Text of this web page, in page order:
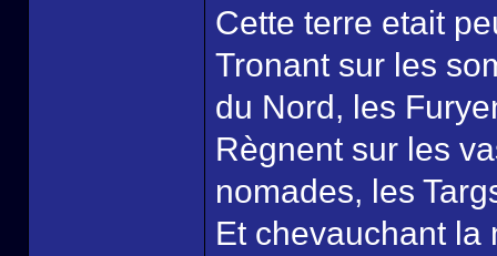
Cette terre etait
Tronant sur les
du Nord, les
Règnent sur les
nomades, les
Et chevauchant la